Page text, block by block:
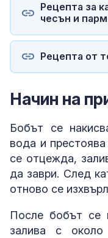
Рецепта за
чесън и
Рецепта от
Начин на
Бобът се
вода и
се отцежда,
да заври. След
отново се
После бобът се
залива с